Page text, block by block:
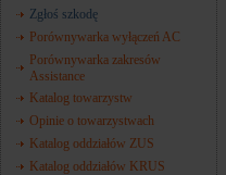
Zgłoś szkodę
Porównywarka wyłączeń AC
Porównywarka zakresów
Assistance
Katalog towarzystw
Opinie o towarzystwach
Katalog oddziałów ZUS
Katalog oddziałów KRUS